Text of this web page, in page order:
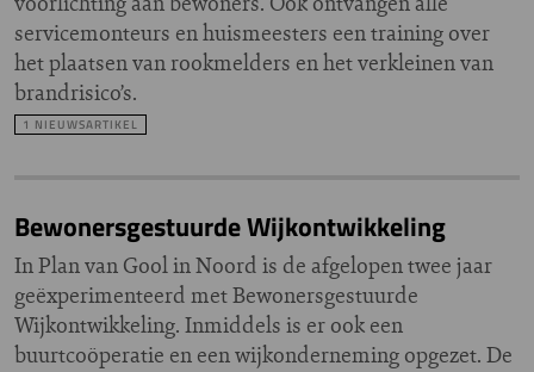
servicemonteurs en huismeesters een training over
het plaatsen van rookmelders en het verkleinen van
brandrisico’s.
1 NIEUWSARTIKEL
Bewonersgestuurde Wijkontwikkeling
In Plan van Gool in Noord is de afgelopen twee jaar
geëxperimenteerd met Bewonersgestuurde
Wijkontwikkeling. Inmiddels is er ook een
buurtcoöperatie en een wijkonderneming opgezet. De